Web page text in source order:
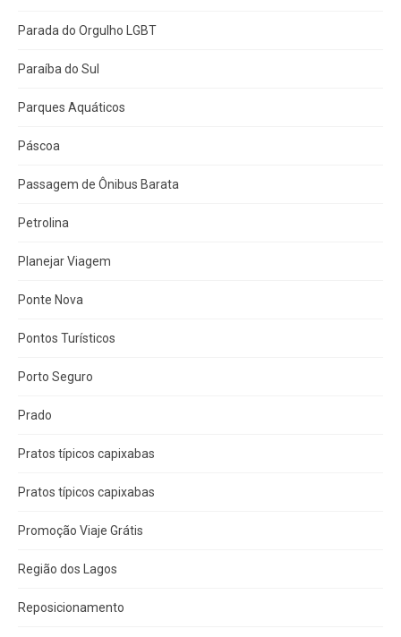
Parada do Orgulho LGBT
Paraíba do Sul
Parques Aquáticos
Páscoa
Passagem de Ônibus Barata
Petrolina
Planejar Viagem
Ponte Nova
Pontos Turísticos
Porto Seguro
Prado
Pratos típicos capixabas
Pratos típicos capixabas
Promoção Viaje Grátis
Região dos Lagos
Reposicionamento